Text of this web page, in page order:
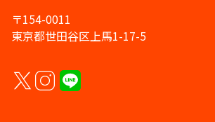
〒154-0011
東京都世田谷区上馬1-17-5